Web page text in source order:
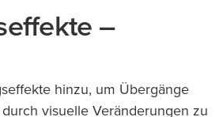
–
hinzu, um Übergänge
visuelle Veränderungen zu